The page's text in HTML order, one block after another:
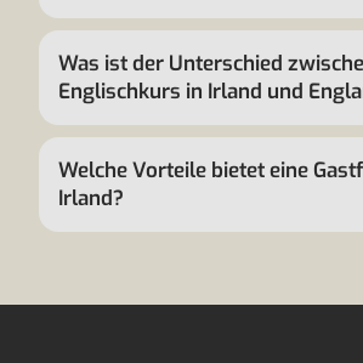
Was ist der Unterschied
Englischkurs in Irland und
Welche Vorteile bietet eine
Irland?